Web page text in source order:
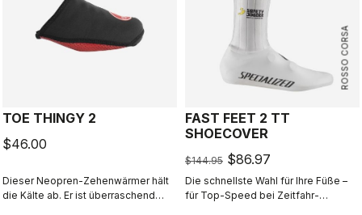
TOE THINGY 2
$46.00
Dieser Neopren-Zehenwärmer hält
die Kälte ab. Er ist überraschend
ROSSO CORSA
FAST FEET 2 TT
SHOECOVER
$144.95 $86.97
Die schnellste Wahl für Ihre Füße –
für Top-Speed bei Zeitfahr-